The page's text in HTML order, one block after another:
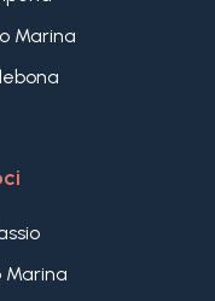
Marina
Marina